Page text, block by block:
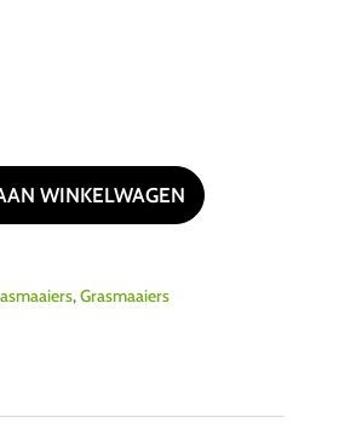
WINKELWAGEN
,Grasmaaiers